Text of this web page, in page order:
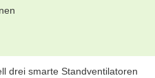
drei smarte Standventilatoren